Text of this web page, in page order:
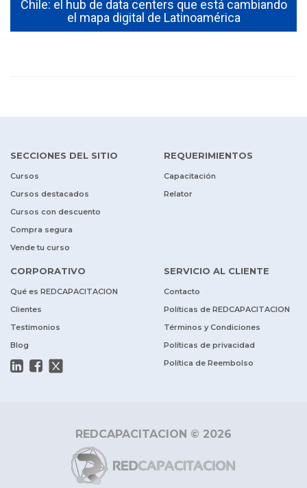
Chile: el hub de data centers que está cambiando
el mapa digital de Latinoamérica
SECCIONES DEL SITIO
Cursos
Cursos destacados
Cursos con descuento
Compra segura
Vende tu curso
REQUERIMIENTOS
Capacitación
Relator
CORPORATIVO
Qué es REDCAPACITACION
Clientes
Testimonios
Blog
SERVICIO AL CLIENTE
Contacto
Políticas de REDCAPACITACION
Términos y Condiciones
Políticas de privacidad
Política de Reembolso
REDCAPACITACION © 2026